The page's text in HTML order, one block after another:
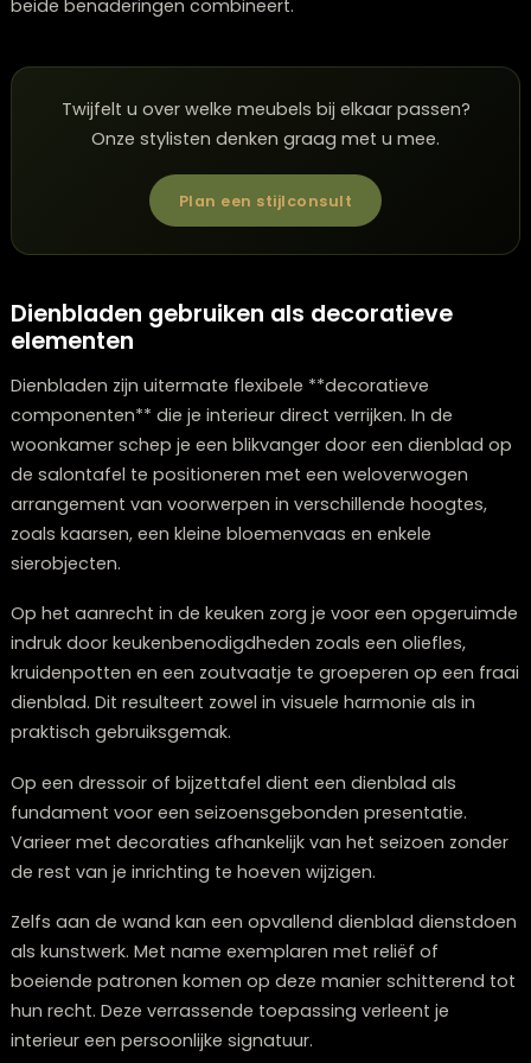
Voordelen van handgemaakte
Handvervaardigde dienbladen bezitten een
**onvergelijkbaar karakter** en echtheid die massaal
geproduceerde versies missen. Elk exemplaar
subtiele afwijkingen die het een persoonlijke toets
variërend van kleine onvolkomenheden in de finish tot
De superieure kwaliteit van ambachtelijk werk vertaalt
meer zorg aan details zoals verbindingen en
wat resulteert in een duurzamer product dat zijn
behoudt, zelfs na jarenlang intensief gebruik.
Bovendien draagt de keuze voor handgemaakte
dienbladen vaak bij aan een kleinere ecologische
Lokale fabricage vermindert het aantal
transportkilometers, en traditionele methoden
doorgaans minder energie dan industriële processen.
Massaproductie kent uiteraard ook voordelen:
kwaliteit, doorgaans betere verkrijgbaarheid en een
zorgvuldig samengestelde collectie die de voordelen
beide benaderingen combineert.
Twijfelt u over welke meubels bij elkaar passen?
Onze stylisten denken graag met u mee.
Plan een stijlconsult